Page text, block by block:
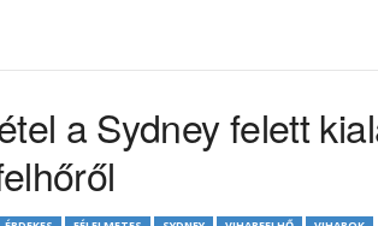
a Sydney felett